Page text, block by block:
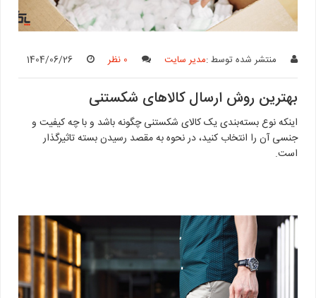
منتشر شده توسط :مدیر سایت 0 نظر 1404/06/26
بهترین روش ارسال کالاهای شکستنی
اینکه نوع بسته‌بندی یک کالای شکستنی چگونه باشد و با چه کیفیت و
جنسی آن را انتخاب کنید، در نحوه به مقصد رسیدن بسته‌ تاثیرگذار
است.